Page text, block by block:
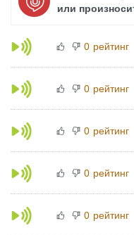
или
0 рейтинг
0 рейтинг
0 рейтинг
0 рейтинг
0 рейтинг